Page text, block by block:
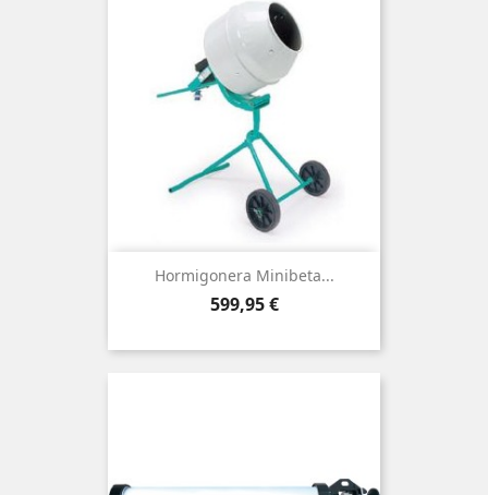
Hormigonera Minibeta...
Precio
599,95 €